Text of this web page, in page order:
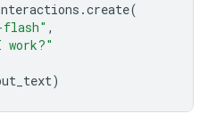
.create(
flash" ,
work?"
)